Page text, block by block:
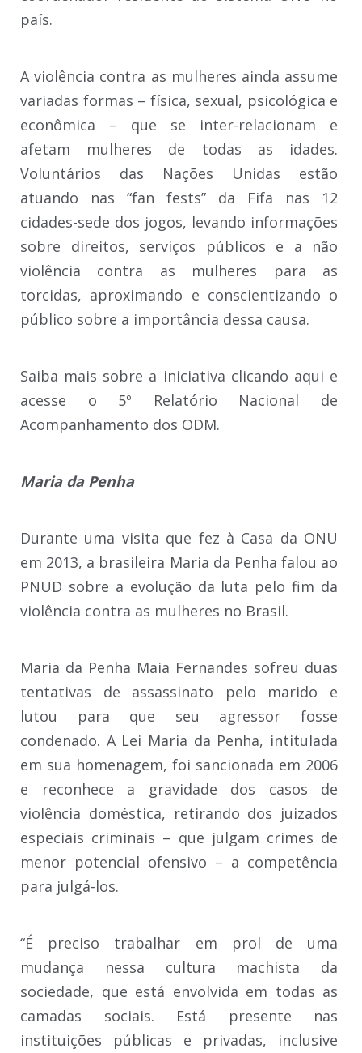
país.
A violência contra as mulheres ainda assume
variadas formas – física, sexual, psicológica e
econômica – que se inter-relacionam e
afetam mulheres de todas as idades.
Voluntários das Nações Unidas estão
atuando nas “fan fests” da Fifa nas 12
cidades-sede dos jogos, levando informações
sobre direitos, serviços públicos e a não
violência contra as mulheres para as
torcidas, aproximando e conscientizando o
público sobre a importância dessa causa.
Saiba mais sobre a iniciativa clicando aqui e
acesse o 5º Relatório Nacional de
Acompanhamento dos ODM.
Maria da Penha
Durante uma visita que fez à Casa da ONU
em 2013, a brasileira Maria da Penha falou ao
PNUD sobre a evolução da luta pelo fim da
violência contra as mulheres no Brasil.
Maria da Penha Maia Fernandes sofreu duas
tentativas de assassinato pelo marido e
lutou para que seu agressor fosse
condenado. A Lei Maria da Penha, intitulada
em sua homenagem, foi sancionada em 2006
e reconhece a gravidade dos casos de
violência doméstica, retirando dos juizados
especiais criminais – que julgam crimes de
menor potencial ofensivo – a competência
para julgá-los.
“É preciso trabalhar em prol de uma
mudança nessa cultura machista da
sociedade, que está envolvida em todas as
camadas sociais. Está presente nas
instituições públicas e privadas, inclusive